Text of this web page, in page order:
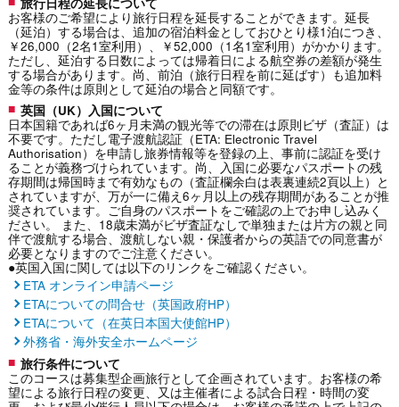
お客様のご希望により旅行日程を延長することができます。延長
（延泊）する場合は、追加の宿泊料金としておひとり様1泊につき、
￥26,000（2名1室利用）、￥52,000（1名1室利用）がかかります。
ただし、延泊する日数によっては帰着日による航空券の差額が発生
する場合があります。尚、前泊（旅行日程を前に延ばす）も追加料
金等の条件は原則として延泊の場合と同額です。
英国（UK）入国について
日本国籍であれば6ヶ月未満の観光等での滞在は原則ビザ（査証）は
不要です。ただし電子渡航認証（ETA: Electronic Travel
Authorisation）を申請し旅券情報等を登録の上、事前に認証を受け
ることが義務づけられています。尚、入国に必要なパスポートの残
存期間は帰国時まで有効なもの（査証欄余白は表裏連続2頁以上）と
されていますが、万が一に備え6ヶ月以上の残存期間があることが推
奨されています。ご自身のパスポートをご確認の上でお申し込みく
ださい。 また、18歳未満がビザ査証なしで単独または片方の親と同
伴で渡航する場合、渡航しない親・保護者からの英語での同意書が
必要となりますのでご注意ください。
●英国入国に関しては以下のリンクをご確認ください。
ETA オンライン申請ページ
ETAについての問合せ（英国政府HP）
ETAについて（在英日本国大使館HP）
外務省・海外安全ホームページ
旅行条件について
このコースは募集型企画旅行として企画されています。お客様の希
望による旅行日程の変更、又は主催者による試合日程・時間の変